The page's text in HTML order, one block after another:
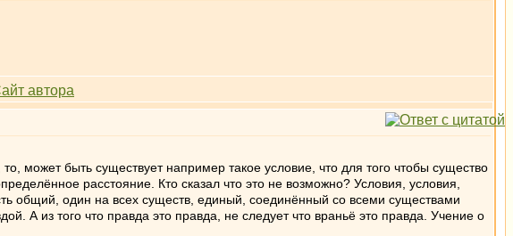
может быть существует например такое условие, что для того чтобы существо
расстояние. Кто сказал что это не возможно? Условия, условия,
общий, один на всех существ, единый, соединённый со всеми существами
А из того что правда это правда, не следует что враньё это правда. Учение о